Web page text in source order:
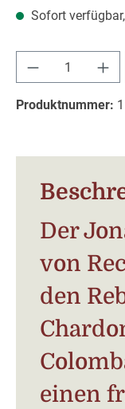
Sofort
Produkt
Produktnummer:
Der
von
den
einen